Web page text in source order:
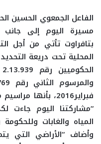
الفاعل الجمعوي الحسين
مسيرة اليوم إلى جانب
بتافراوت تأتي من أجل
المحلية تحت دريعة
فبراير2016،
“مشاركتنا اليوم جاءت
المياه والغابات
وأضاف “الأراضي التي